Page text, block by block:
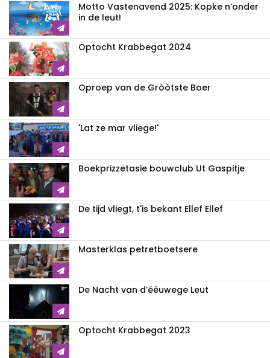
Motto Vastenavend 2025: Kopke n’onder
in de leut!
Optocht Krabbegat 2024
Oproep van de Gròòtste Boer
'Lat ze mar vliege!'
Boekprizzetasie bouwclub Ut Gaspitje
De tijd vliegt, t'is bekant Ellef Ellef
Masterklas petretboetsere
De Nacht van d’ééuwege Leut
Optocht Krabbegat 2023